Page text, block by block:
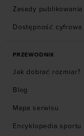
Zasady
Dostępność cyfrowa
PRZEWODNIK
Jak dobrać rozmiar?
Blog
Mapa serwisu
Encyklopedia sportu